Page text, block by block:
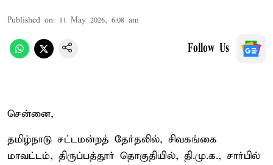
Published on: 11 May 2026, 6:08 am
Follow Us
சென்னை,
தமிழ்நாடு சட்டமன்றத் தேர்தலில், சிவகங்கை
மாவட்டம், திருப்பத்தூர் தொகுதியில், தி.மு.க., சார்பில்